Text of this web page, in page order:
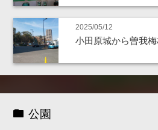
2025/05/12
小田原城から曽我
公園